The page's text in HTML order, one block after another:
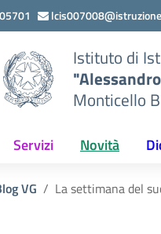
Istituto di
Monticello
Servizi Novità
VG La settimana del